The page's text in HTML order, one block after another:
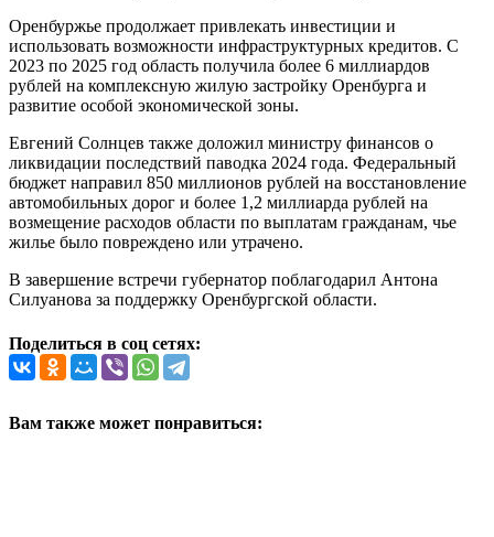
Оренбуржье продолжает привлекать инвестиции и
использовать возможности инфраструктурных кредитов. С
2023 по 2025 год область получила более 6 миллиардов
рублей на комплексную жилую застройку Оренбурга и
развитие особой экономической зоны.
Евгений Солнцев также доложил министру финансов о
ликвидации последствий паводка 2024 года. Федеральный
бюджет направил 850 миллионов рублей на восстановление
автомобильных дорог и более 1,2 миллиарда рублей на
возмещение расходов области по выплатам гражданам, чье
жилье было повреждено или утрачено.
В завершение встречи губернатор поблагодарил Антона
Силуанова за поддержку Оренбургской области.
Поделиться в соц сетях:
Вам также может понравиться: